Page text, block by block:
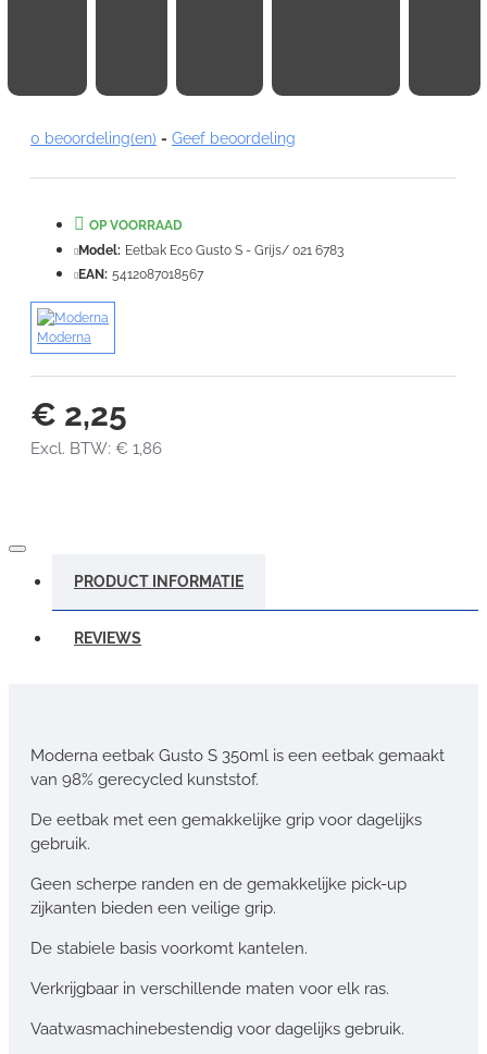
Waardering:
VERDER
0 beoordeling(en) - Geef beoordeling
€ 2,25
Excl. BTW: € 1,86
OP VOORRAAD
Model: Eetbak Eco Gusto S - Grijs/ 021 6783
EAN: 5412087018567
Moderna
PRODUCT INFORMATIE
REVIEWS
Moderna eetbak Gusto S 350ml is een eetbak gemaakt
van 98% gerecycled kunststof.
De eetbak met een gemakkelijke grip voor dagelijks
gebruik.
Geen scherpe randen en de gemakkelijke pick-up
zijkanten bieden een veilige grip.
De stabiele basis voorkomt kantelen.
Verkrijgbaar in verschillende maten voor elk ras.
Vaatwasmachinebestendig voor dagelijks gebruik.